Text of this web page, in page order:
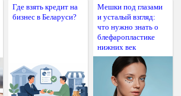
Где взять кредит на
бизнес в Беларуси?
Мешки под глазами
и усталый взгляд:
что нужно знать о
блефаропластике
нижних век